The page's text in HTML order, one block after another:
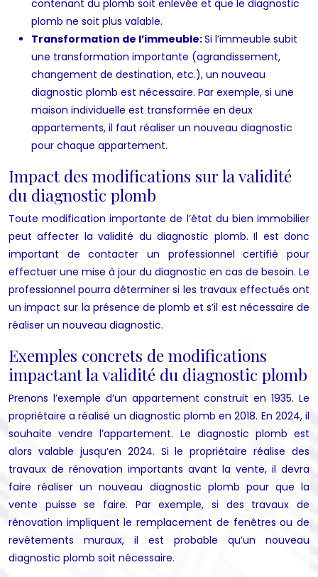
contenant du plomb soit enlevée et que le diagnostic
plomb ne soit plus valable.
Transformation de l’immeuble:Si l’immeuble subit
une transformation importante (agrandissement,
changement de destination, etc.), un nouveau
diagnostic plomb est nécessaire. Par exemple, si une
maison individuelle est transformée en deux
appartements, il faut réaliser un nouveau diagnostic
pour chaque appartement.
Impact des modifications sur la validité
du diagnostic plomb
Toute modification importante de l’état du bien immobilier
peut affecter la validité du diagnostic plomb. Il est donc
important de contacter un professionnel certifié pour
effectuer une mise à jour du diagnostic en cas de besoin. Le
professionnel pourra déterminer si les travaux effectués ont
un impact sur la présence de plomb et s’il est nécessaire de
réaliser un nouveau diagnostic.
Exemples concrets de modifications
impactant la validité du diagnostic plomb
Prenons l’exemple d’un appartement construit en 1935. Le
propriétaire a réalisé un diagnostic plomb en 2018. En 2024, il
souhaite vendre l’appartement. Le diagnostic plomb est
alors valable jusqu’en 2024. Si le propriétaire réalise des
travaux de rénovation importants avant la vente, il devra
faire réaliser un nouveau diagnostic plomb pour que la
vente puisse se faire. Par exemple, si des travaux de
rénovation impliquent le remplacement de fenêtres ou de
revêtements muraux, il est probable qu’un nouveau
diagnostic plomb soit nécessaire.